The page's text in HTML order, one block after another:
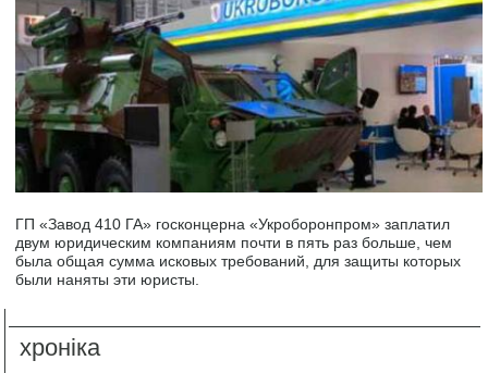
ГП «Завод 410 ГА» госконцерна «Укроборонпром» заплатил
двум юридическим компаниям почти в пять раз больше, чем
была общая сумма исковых требований, для защиты которых
были наняты эти юристы.
хроніка